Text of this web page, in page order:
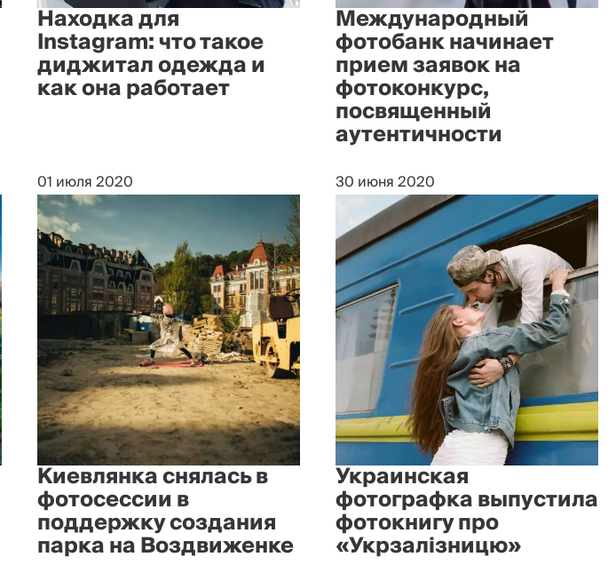
Находка для
Instagram: что такое
диджитал одежда и
как она работает
01 июля 2020
Международный
фотобанк начинает
прием заявок на
фотоконкурс,
посвященный
аутентичности
30 июня 2020
Киевлянка снялась в
фотосессии в
поддержку создания
парка на Воздвиженке
Украинская
фотографка выпустила
фотокнигу про
«Укрзалізницю»